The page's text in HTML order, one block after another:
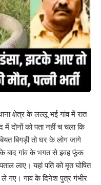
क्षेत्र के लल्लू भई गांव में रात
दोनों को पता नहीं च चला कि
बिगड़ी तो घर के लोग जागे
बाद गांव के भगत से इवह फूंक
लाए। यहां पति को मृत घोषित
ले गए। गावं के दिनेश पुत्र गंभीर